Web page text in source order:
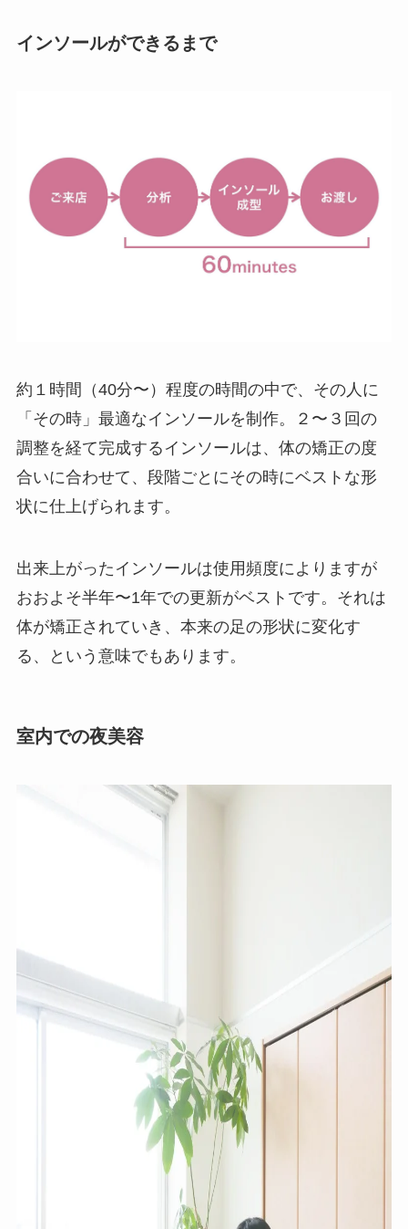
インソールができるまで
約１時間（40分〜）程度の時間の中で、その人に
「その時」最適なインソールを制作。２〜３回の
調整を経て完成するインソールは、体の矯正の度
合いに合わせて、段階ごとにその時にベストな形
状に仕上げられます。
出来上がったインソールは使用頻度によりますが
おおよそ半年〜1年での更新がベストです。それは
体が矯正されていき、本来の足の形状に変化す
る、という意味でもあります。
室内での夜美容